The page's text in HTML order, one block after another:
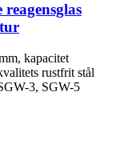
kapacitet
rustfrit stål
3, SGW-5